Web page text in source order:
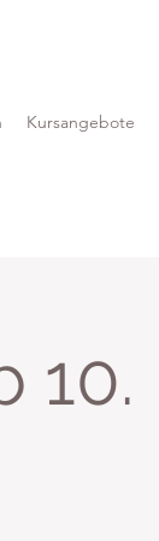
Kursangebote
10.